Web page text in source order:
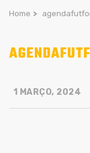
Home >
1 MARÇO, 2024